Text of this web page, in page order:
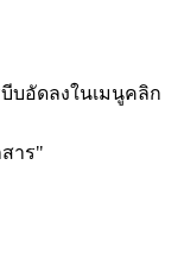
บอัดลงในเมนูคลิก
สาร"